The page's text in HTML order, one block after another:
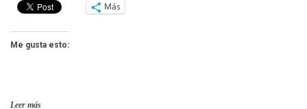
Más
Me gusta esto:
Leer más